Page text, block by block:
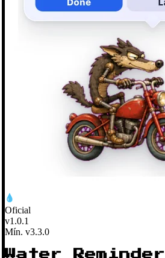
Oficial
v1.0.1
Mín. v3.3.0
Water Reminder